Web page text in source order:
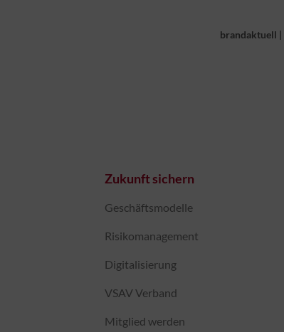
brandaktuell |
Zukunft sichern
Geschäftsmodelle
Risikomanagement
Digitalisierung
VSAV Verband
Mitglied werden